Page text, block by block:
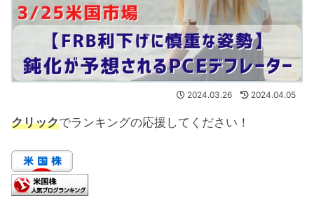
2024.03.26 2024.04.05
クリックでランキングの応援してください！